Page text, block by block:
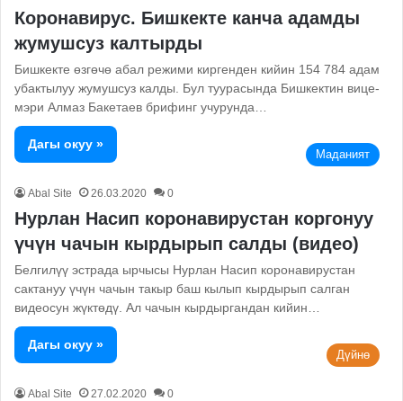
Коронавирус. Бишкекте канча адамды
жумушсуз калтырды
Бишкекте өзгөчө абал режими киргенден кийин 154 784 адам
убактылуу жумушсуз калды. Бул туурасында Бишкектин вице-
мэри Алмаз Бакетаев брифинг учурунда…
Дагы окуу »
Маданият
Abal Site 26.03.2020 0
Нурлан Насип коронавирустан коргонуу
үчүн чачын кырдырып салды (видео)
Белгилүү эстрада ырчысы Нурлан Насип коронавирустан
сактануу үчүн чачын такыр баш кылып кырдырып салган
видеосун жүктөдү. Ал чачын кырдыргандан кийин…
Дагы окуу »
Дүйнө
Abal Site 27.02.2020 0